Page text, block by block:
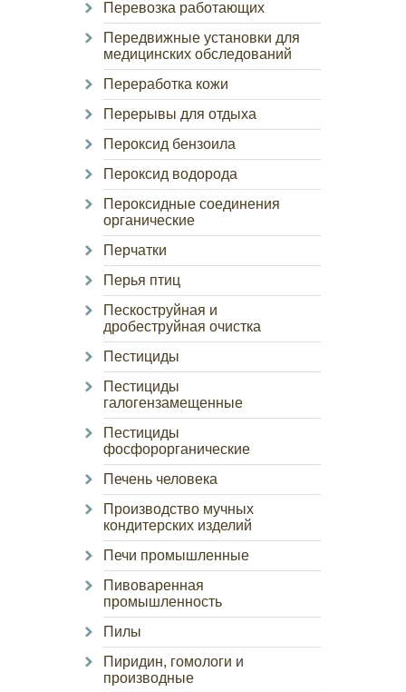
Перевозка работающих
Передвижные установки для
медицинских обследований
Переработка кожи
Перерывы для отдыха
Пероксид бензоила
Пероксид водорода
Пероксидные соединения
органические
Перчатки
Перья птиц
Пескоструйная и
дробеструйная очистка
Пестициды
Пестициды
галогензамещенные
Пестициды
фосфорорганические
Печень человека
Производство мучных
кондитерских изделий
Печи промышленные
Пивоваренная
промышленность
Пилы
Пиридин, гомологи и
производные